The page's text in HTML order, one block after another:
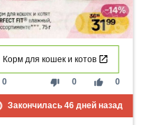
Корм для кошек и котов
thumb_down 0 thumb_up 0
0
Закончилась 46дней назад